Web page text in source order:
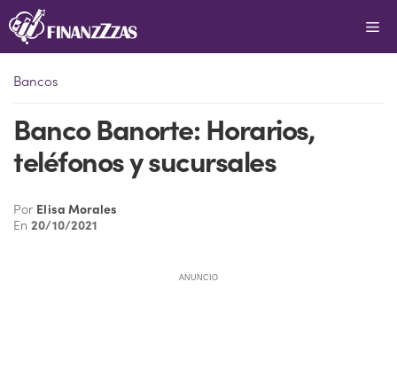
Saltar
al
Bancos
Banco Banorte: Horarios,
teléfonos y sucursales
Por Elisa Morales
En20/10/2021
ANUNCIO